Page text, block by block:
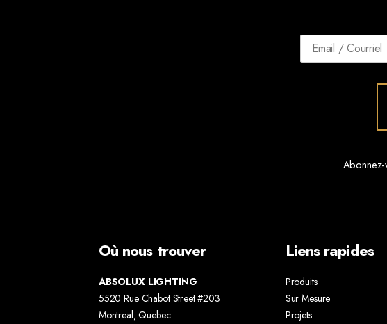
Où nous trouver
ABSOLUX LIGHTING
5520 Rue Chabot Street #203
Montreal, Quebec
Liens rapides
Produits
Sur Mesure
Projets